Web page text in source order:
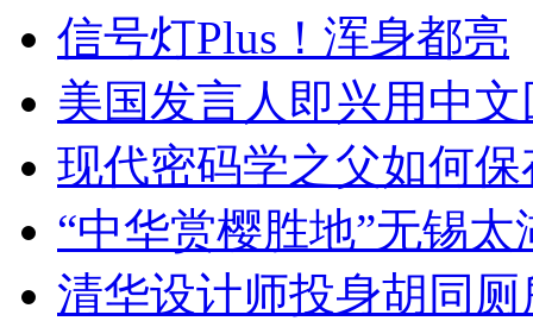
信号灯Plus！浑身都亮
美国发言人即兴用中
现代密码学之父如何
“中华赏樱胜地”无锡
清华设计师投身胡同